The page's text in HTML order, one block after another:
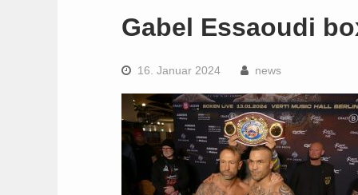
Gabel Essaoudi
16. Januar 2024 news